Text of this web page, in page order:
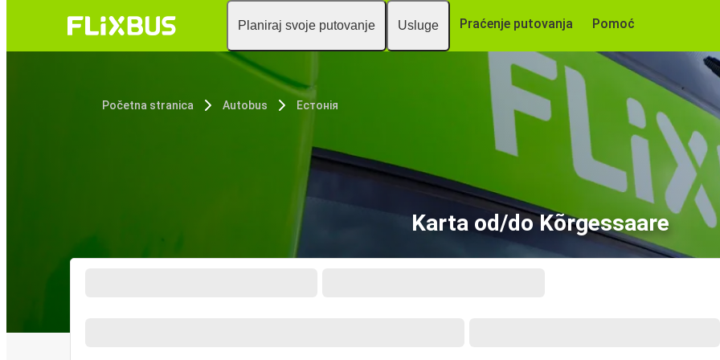
Planiraj svoje putovanje Usluge Praćenje putovanja Pomoć
Početna stranica Autobus Естонія
Karta od/do Kõrgessaare